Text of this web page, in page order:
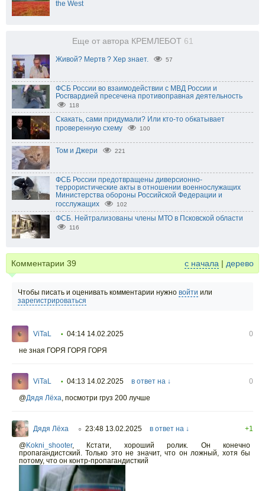
the West
Еще от автора КРЕМЛЕБОТ 61
Живой? Мертв ? Хер знает. 57
ФСБ России во взаимодействии с МВД России и
Росгвардией пресечена противоправная деятельность
118
Скакать, сами придумали? Или кто-то обкатывает
проверенную схему
100
Том и Джери 221
ФСБ России предотвращены диверсионно-
террористические акты в отношении военнослужащих
Министерства обороны Российской Федерации и
госслужащих
102
ФСБ. Нейтрализованы члены МТО в Псковской области
116
Комментарии 39 с начала | дерево
Чтобы писать и оценивать комментарии нужно войти или
зарегистрироваться
ViTaL • 04:14 14.02.2025
0
не зная ГОРЯ ГОРЯ ГОРЯ
ViTaL • 04:13 14.02.2025 в ответ на ↓
0
@Дядя Лёха посмотри груз 200 лучше
Дядя Лёха ○ 23:48 13.02.2025 в ответ на ↓
+1
@Kokni_shooter,
Кстати, хороший ролик. Он конечно
пропагандистский. Только это не значит, что он ложный, хотя бы
потому, что он контр-пропагандисткий